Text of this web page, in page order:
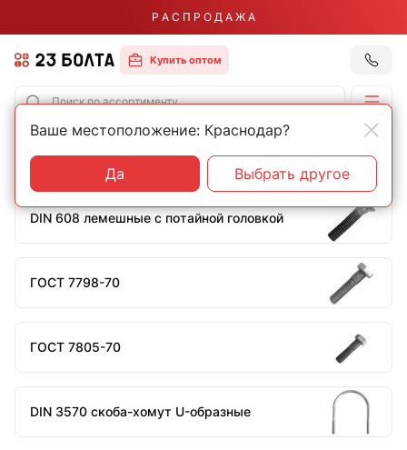
Р А С П Р О Д А Ж А
Купить оптом
Главная Строительный крепеж Болты
Болты
DIN 608 лемешные с потайной головкой
ГОСТ 7798-70
ГОСТ 7805-70
DIN 3570 скоба-хомут U-образные
Ваше местоположение: Краснодар?
Да Выбрать другое